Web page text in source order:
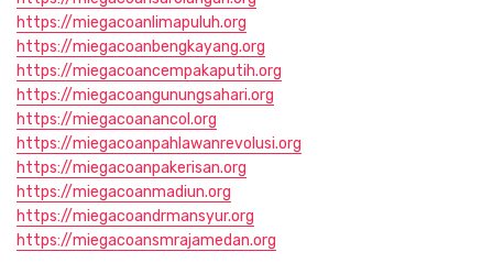
https://miegacoanlimapuluh.org
https://miegacoanbengkayang.org
https://miegacoancempakaputih.org
https://miegacoangunungsahari.org
https://miegacoanancol.org
https://miegacoanpahlawanrevolusi.org
https://miegacoanpakerisan.org
https://miegacoanmadiun.org
https://miegacoandrmansyur.org
https://miegacoansmrajamedan.org